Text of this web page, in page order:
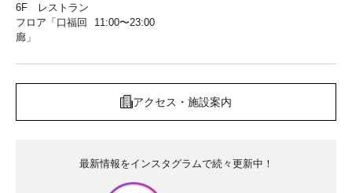
6F レストラン
フロア「口福回
廊」
11:00〜23:00
アクセス・施設案内
最新情報をインスタグラムで続々更新中！